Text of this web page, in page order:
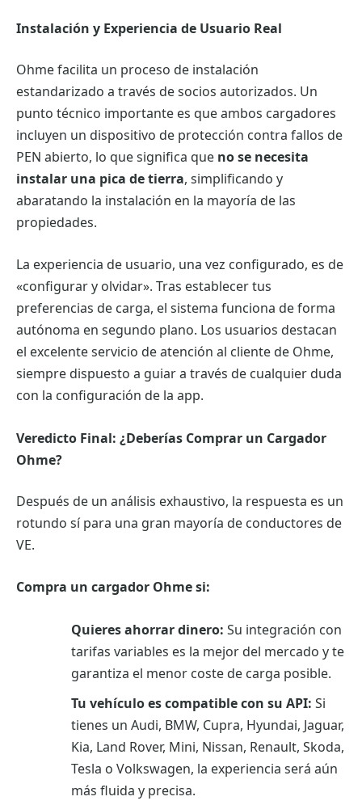
Instalación y Experiencia de Usuario Real
Ohme facilita un proceso de instalación
estandarizado a través de socios autorizados. Un
punto técnico importante es que ambos cargadores
incluyen un dispositivo de protección contra fallos de
PEN abierto, lo que significa que no se necesita
instalar una pica de tierra, simplificando y
abaratando la instalación en la mayoría de las
propiedades.
La experiencia de usuario, una vez configurado, es de
«configurar y olvidar». Tras establecer tus
preferencias de carga, el sistema funciona de forma
autónoma en segundo plano. Los usuarios destacan
el excelente servicio de atención al cliente de Ohme,
siempre dispuesto a guiar a través de cualquier duda
con la configuración de la app.
Veredicto Final: ¿Deberías Comprar un Cargador
Ohme?
Después de un análisis exhaustivo, la respuesta es un
rotundo sí para una gran mayoría de conductores de
VE.
Compra un cargador Ohme si:
Quieres ahorrar dinero: Su integración con
tarifas variables es la mejor del mercado y te
garantiza el menor coste de carga posible.
Tu vehículo es compatible con su API: Si
tienes un Audi, BMW, Cupra, Hyundai, Jaguar,
Kia, Land Rover, Mini, Nissan, Renault, Skoda,
Tesla o Volkswagen, la experiencia será aún
más fluida y precisa.